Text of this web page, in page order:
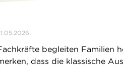
begleiten Familien
dass die klassische